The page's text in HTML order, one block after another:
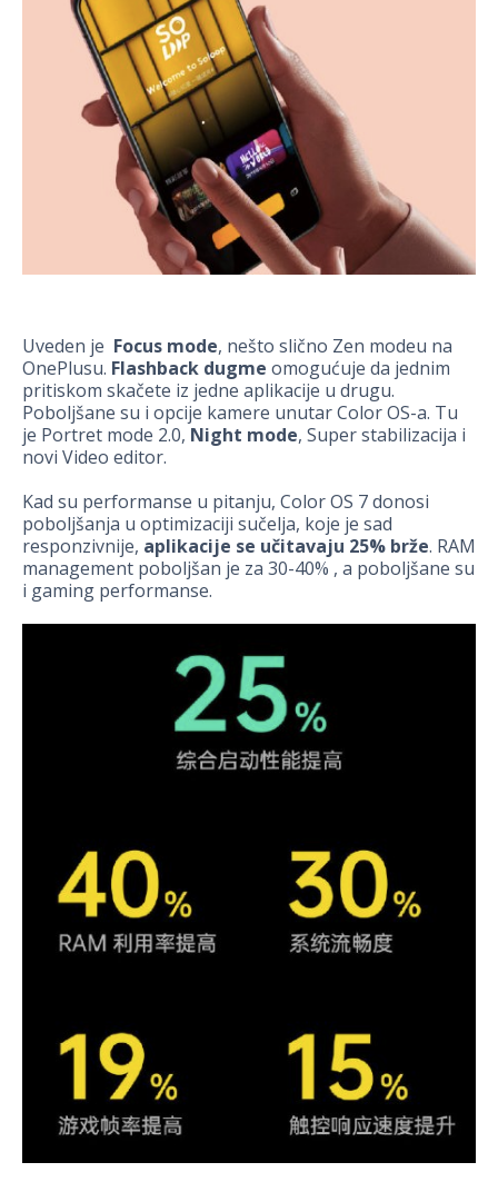
Uveden je Focus mode, nešto slično Zen modeu na
OnePlusu. Flashback dugme omogućuje da jednim
pritiskom skačete iz jedne aplikacije u drugu.
Poboljšane su i opcije kamere unutar Color OS-a. Tu
je Portret mode 2.0, Night mode, Super stabilizacija i
novi Video editor.
Kad su performanse u pitanju, Color OS 7 donosi
poboljšanja u optimizaciji sučelja, koje je sad
responzivnije, aplikacije se učitavaju 25% brže. RAM
management poboljšan je za 30-40% , a poboljšane su
i gaming performanse.